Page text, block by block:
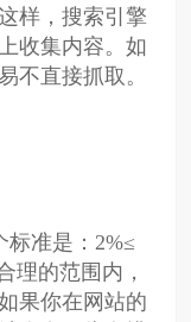
样，搜索引擎
收集内容。如
不直接抓取。
标准是：2%≤
理的范围内，
果你在网站的